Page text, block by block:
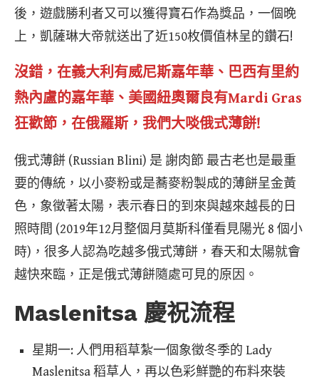
後，遊戲勝利者又可以獲得寶石作為獎品，一個晚
上，凱薩琳大帝就送出了近150枚價值林呈的鑽石!
沒錯，在義大利有威尼斯嘉年華、巴西有里約
熱內盧的嘉年華、美國紐奧爾良有Mardi Gras
狂歡節，在俄羅斯，我們大啖俄式薄餅!
俄式薄餅 (Russian Blini) 是 謝肉節 最古老也是最重
要的傳統，以小麥粉或是蕎麥粉製成的薄餅呈金黃
色，象徵著太陽，表示春日的到來與越來越長的日
照時間 (2019年12月整個月莫斯科僅看見陽光 8 個小
時)，很多人認為吃越多俄式薄餅，春天和太陽就會
越快來臨，正是俄式薄餅隨處可見的原因。
Maslenitsa 慶祝流程
星期一: 人們用稻草紮一個象徵冬季的 Lady
Maslenitsa 稻草人，再以色彩鮮艷的布料來裝